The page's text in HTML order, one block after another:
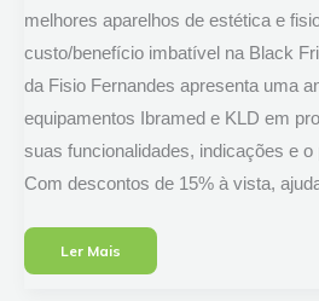
melhores aparelhos de estética e
custo/benefício imbatível na Black
da Fisio Fernandes apresenta uma
equipamentos Ibramed e KLD em
suas funcionalidades, indicações e o
Com descontos de 15% à vista,
Guia
Aparelhos
Ler Mais